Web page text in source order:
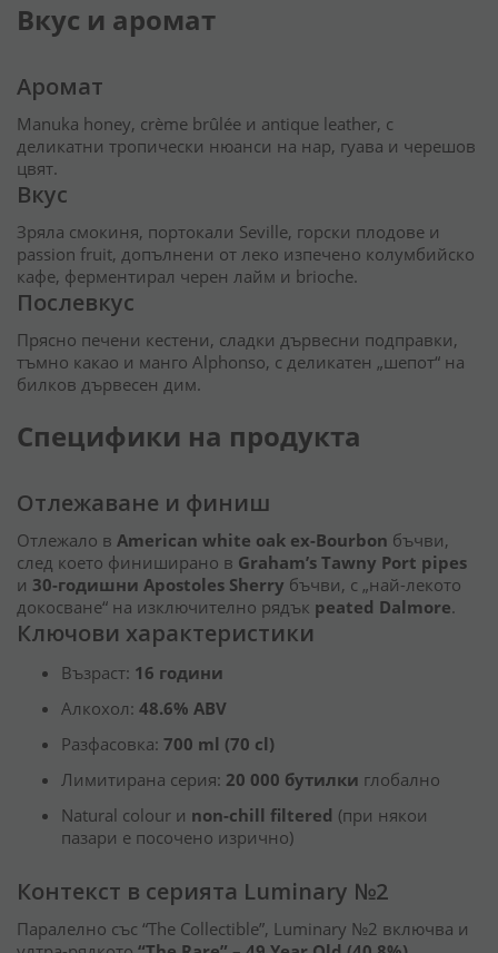
Вкус и аромат
Аромат
Manuka honey, crème brûlée и antique leather, с
деликатни тропически нюанси на нар, гуава и черешов
цвят.
Вкус
Зряла смокиня, портокали Seville, горски плодове и
passion fruit, допълнени от леко изпечено колумбийско
кафе, ферментирал черен лайм и brioche.
Послевкус
Прясно печени кестени, сладки дървесни подправки,
тъмно какао и манго Alphonso, с деликатен „шепот“ на
билков дървесен дим.
Специфики на продукта
Отлежаване и финиш
Отлежало в American white oak ex-Bourbon бъчви,
след което финиширано в Graham’s Tawny Port pipes
и 30-годишни Apostoles Sherry бъчви, с „най-лекото
докосване“ на изключително рядък peated Dalmore.
Ключови характеристики
Възраст: 16 години
Алкохол: 48.6% ABV
Разфасовка: 700 ml (70 cl)
Лимитирана серия: 20 000 бутилки глобално
Natural colour и non-chill filtered (при някои
пазари е посочено изрично)
Контекст в серията Luminary №2
Паралелно със “The Collectible”, Luminary №2 включва и